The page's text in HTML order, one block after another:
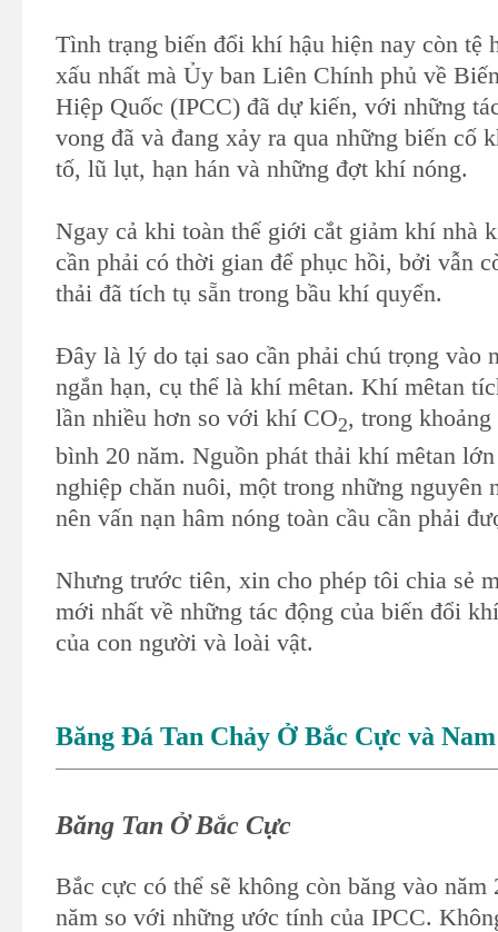
Tình trạng biến đổi khí hậu hiện nay còn tệ
xấu nhất mà Ủy ban Liên Chính phủ về
Hiệp Quốc (IPCC) đã dự kiến, với những
vong đã và đang xảy ra qua những biến cố
tố, lũ lụt, hạn hán và những đợt khí nóng.
Ngay cả khi toàn thế giới cắt giảm khí nhà
cần phải có thời gian để phục hồi, bởi vẫn
thải đã tích tụ sẵn trong bầu khí quyển.
Đây là lý do tại sao cần phải chú trọng vào
ngắn hạn, cụ thể là khí mêtan. Khí mêtan
lần nhiều hơn so với khí CO2, trong
bình 20 năm. Nguồn phát thải khí mêtan
nghiệp chăn nuôi, một trong những nguyên
nên vấn nạn hâm nóng toàn cầu cần phải
Nhưng trước tiên, xin cho phép tôi chia sẻ
mới nhất về những tác động của biến đổi
của con người và loài vật.
Băng Đá Tan Chảy Ở Bắc Cực và
Băng Tan Ở Bắc Cực
Bắc cực có thể sẽ không còn băng vào năm
năm so với những ước tính của IPCC.